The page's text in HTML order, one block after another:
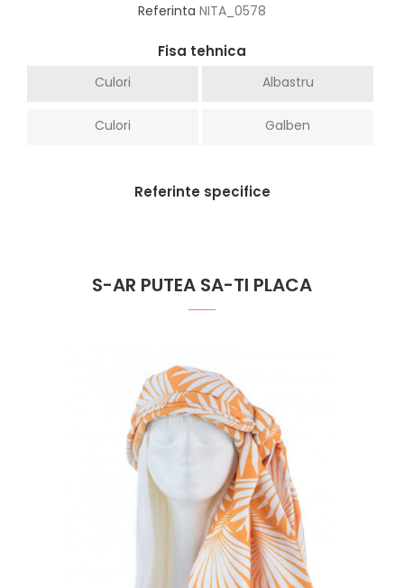
Referinta NITA_0578
Fisa tehnica
Culori Albastru
Culori Galben
Referinte specifice
S-AR PUTEA SA-TI PLACA